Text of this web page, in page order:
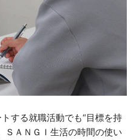
する就職活動でも“目標を持
ＳＡＮＧＩ生活の時間の使い